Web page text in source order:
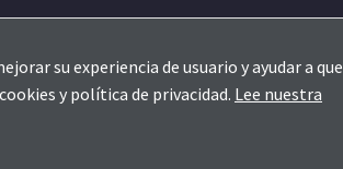
su experiencia de usuario y ayudar a que
y política de privacidad. Lee nuestra